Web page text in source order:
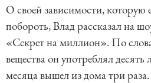
О своей зависимости, которую
побороть, Влад рассказал на
«Секрет на миллион». По
вещества он употреблял десять
месяца вышел из дома три